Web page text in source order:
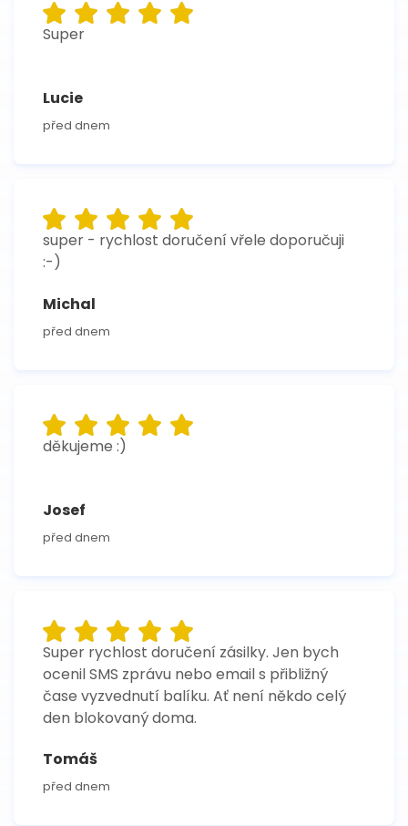
Super
Lucie
před dnem
super - rychlost doručení vřele doporučuji
:-)
Michal
před dnem
děkujeme :)
Josef
před dnem
Super rychlost doručení zásilky. Jen bych
ocenil SMS zprávu nebo email s přibližný
čase vyzvednutí balíku. Ať není někdo celý
den blokovaný doma.
Tomáš
před dnem